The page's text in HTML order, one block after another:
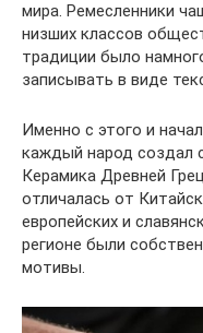
мира. Ремесленники
низших классов
традиции было
записывать в виде
Именно с этого и
каждый народ создал
Керамика Древней
отличалась от
европейских и
регионе были
мотивы.